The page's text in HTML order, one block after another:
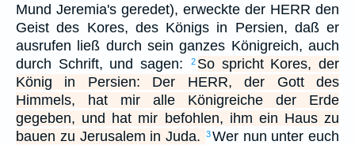
Mund Jeremia's geredet), erweckte der HERR den
Geist des Kores, des Königs in Persien, daß er
ausrufen ließ durch sein ganzes Königreich, auch
durch Schrift, und sagen:
2 So spricht Kores, der
König in Persien: Der HERR, der Gott des
Himmels, hat mir alle Königreiche der Erde
gegeben, und hat mir befohlen, ihm ein Haus zu
bauen zu Jerusalem in Juda.
3Wer nun unter euch